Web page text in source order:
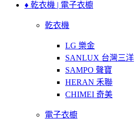
♦ 乾衣機 | 電子衣櫥
乾衣機
LG 樂金
SANLUX 台灣三洋
SAMPO 聲寶
HERAN 禾聯
CHIMEI 奇美
電子衣櫥